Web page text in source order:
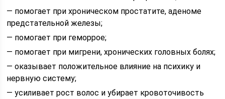
— помогает при хроническом простатите, аденоме
предстательной железы;
— помогает при геморрое;
— помогает при мигрени, хронических головных болях;
— оказывает положительное влияние на психику и
нервную систему;
— усиливает рост волос и убирает кровоточивость